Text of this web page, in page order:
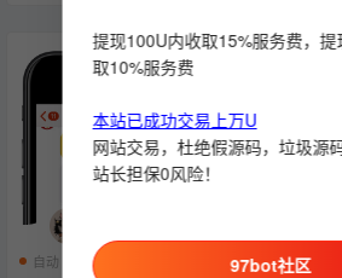
自动 机器人 TRX
提现100U内收取15%服务费，
取10%服务费
本站已成功交易上万U
网站交易，杜绝假源码，垃圾源
站长担保0风险！
97bot社区